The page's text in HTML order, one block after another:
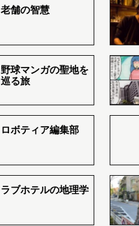
老舗の智慧
野球マンガの聖地を
巡る旅
ロボティア編集部
ラブホテルの地理学